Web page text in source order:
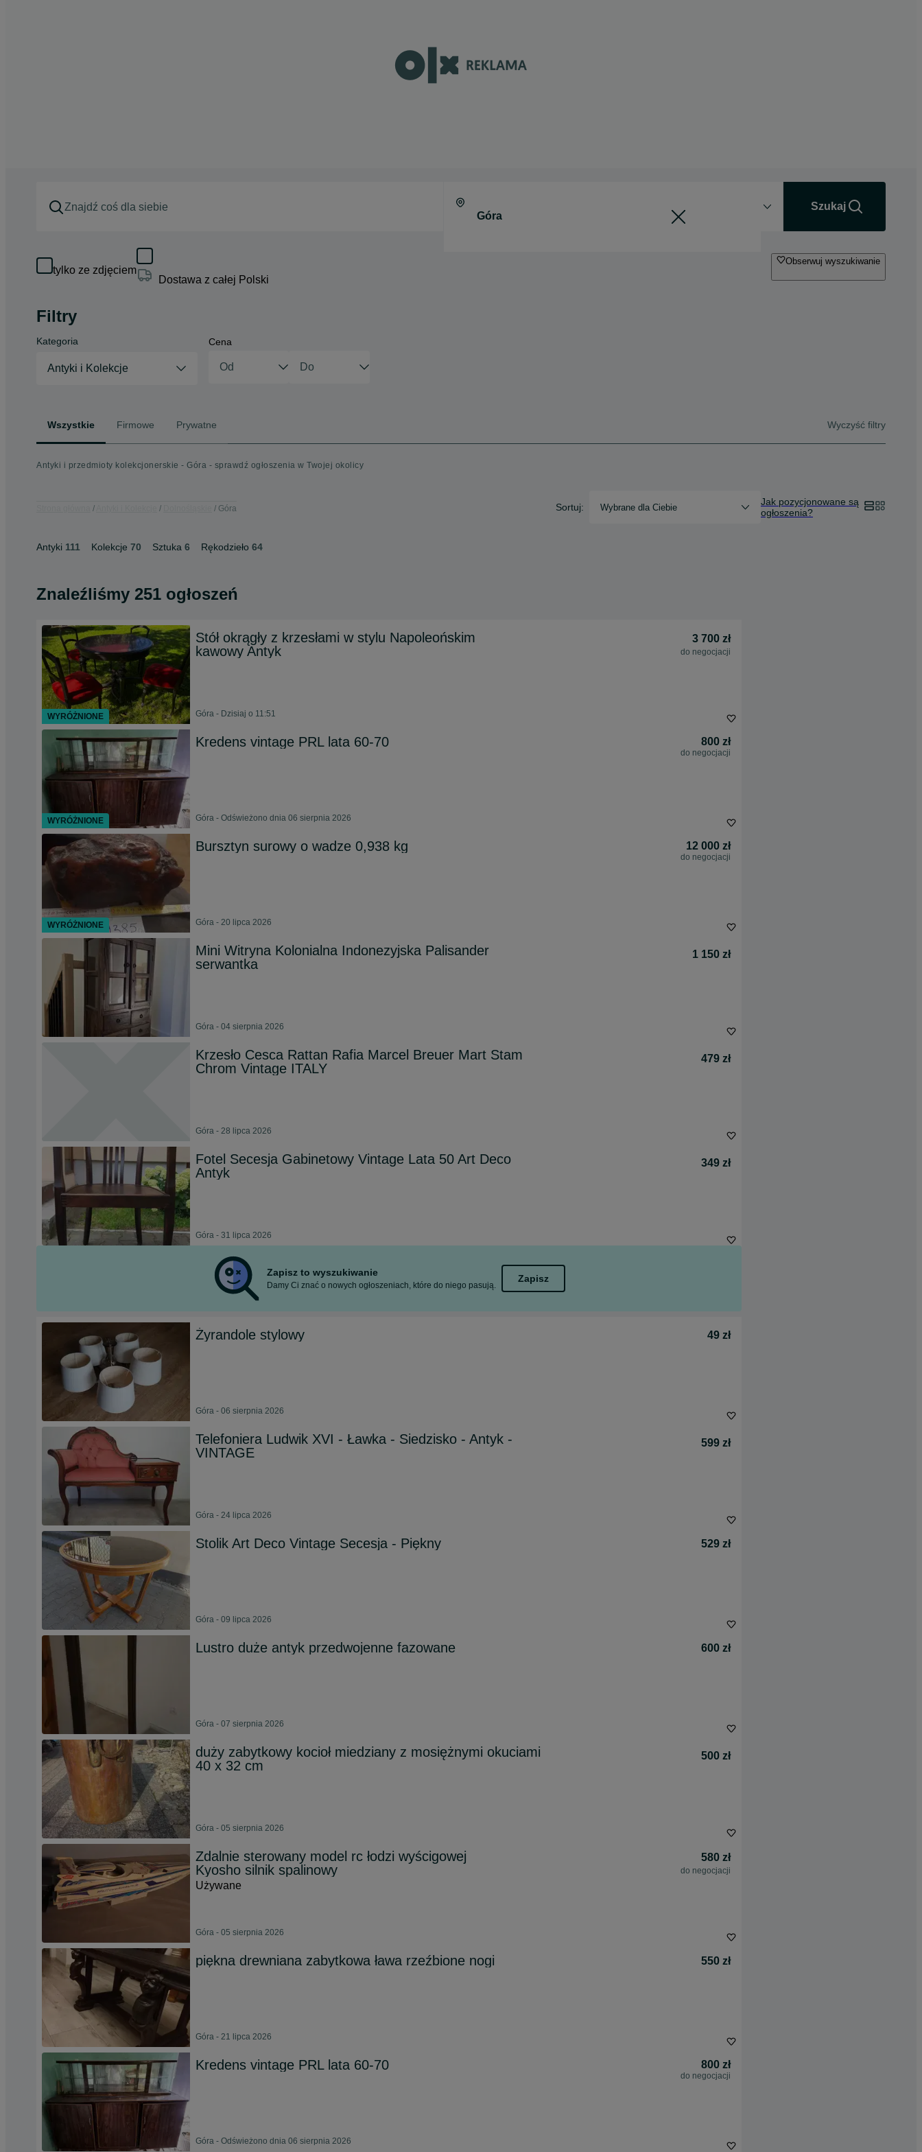
Szukaj
tylko ze zdjęciem
Dostawa z całej Polski
Obserwuj wyszukiwanie
Filtry
Kategoria
Antyki i Kolekcje
Cena
Wszystkie Firmowe Prywatne Wyczyść filtry
Antyki i przedmioty kolekcjonerskie - Góra - sprawdź ogłoszenia w Twojej okolicy
Góra Sortuj: Wybrane dla Ciebie
Jak pozycjonowane są
ogłoszenia?
Antyki 111 Kolekcje 70 Sztuka 6 Rękodzieło 64
Znaleźliśmy 251 ogłoszeń
Stół okrągły z krzesłami w stylu Napoleońskim
kawowy Antyk
3 700 zł
do negocjacji
Góra - Dzisiaj o 11:51
Kredens vintage PRL lata 60-70 800 zł
do negocjacji
Góra - Odświeżono dnia 06 sierpnia 2026
Bursztyn surowy o wadze 0,938 kg 12 000 zł
do negocjacji
Góra - 20 lipca 2026
Mini Witryna Kolonialna Indonezyjska Palisander
serwantka
1 150 zł
Góra - 04 sierpnia 2026
Krzesło Cesca Rattan Rafia Marcel Breuer Mart Stam
Chrom Vintage ITALY
479 zł
Góra - 28 lipca 2026
Fotel Secesja Gabinetowy Vintage Lata 50 Art Deco
Antyk
349 zł
Góra - 31 lipca 2026
Zapisz to wyszukiwanie
Damy Ci znać o nowych ogłoszeniach, które do niego pasują.
Zapisz
Żyrandole stylowy 49 zł
Góra - 06 sierpnia 2026
Telefoniera Ludwik XVI - Ławka - Siedzisko - Antyk -
VINTAGE
599 zł
Góra - 24 lipca 2026
Stolik Art Deco Vintage Secesja - Piękny 529 zł
Góra - 09 lipca 2026
Lustro duże antyk przedwojenne fazowane 600 zł
Góra - 07 sierpnia 2026
duży zabytkowy kocioł miedziany z mosiężnymi okuciami
40 x 32 cm
500 zł
Góra - 05 sierpnia 2026
Zdalnie sterowany model rc łodzi wyścigowej
Kyosho silnik spalinowy
580 zł
do negocjacji
Używane
Góra - 05 sierpnia 2026
piękna drewniana zabytkowa ława rzeźbione nogi 550 zł
Góra - 21 lipca 2026
Kredens vintage PRL lata 60-70 800 zł
do negocjacji
Góra - Odświeżono dnia 06 sierpnia 2026
WYRÓŻNIONE
WYRÓŻNIONE
WYRÓŻNIONE